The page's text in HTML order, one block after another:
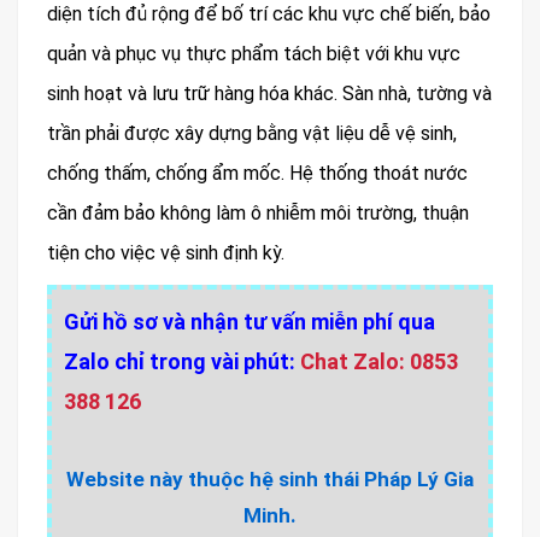
diện tích đủ rộng để bố trí các khu vực chế biến, bảo
quản và phục vụ thực phẩm tách biệt với khu vực
sinh hoạt và lưu trữ hàng hóa khác. Sàn nhà, tường và
trần phải được xây dựng bằng vật liệu dễ vệ sinh,
chống thấm, chống ẩm mốc. Hệ thống thoát nước
cần đảm bảo không làm ô nhiễm môi trường, thuận
tiện cho việc vệ sinh định kỳ.
Gửi hồ sơ và nhận tư vấn miễn phí qua
Zalo chỉ trong vài phút: Chat Zalo: 0853
388 126
Website này thuộc hệ sinh thái Pháp Lý Gia
Minh.